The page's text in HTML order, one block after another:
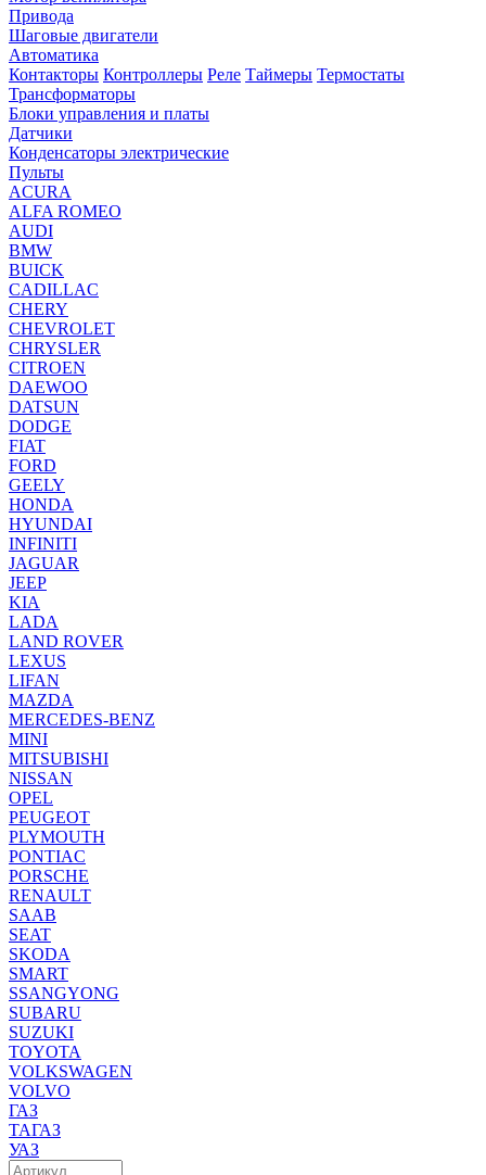
Привода
Шаговые двигатели
Автоматика
Контакторы Контроллеры Реле Таймеры Термостаты
Трансформаторы
Блоки управления и платы
Датчики
Конденсаторы электрические
Пульты
ACURA
ALFA ROMEO
AUDI
BMW
BUICK
CADILLAC
CHERY
CHEVROLET
CHRYSLER
CITROEN
DAEWOO
DATSUN
DODGE
FIAT
FORD
GEELY
HONDA
HYUNDAI
INFINITI
JAGUAR
JEEP
KIA
LADA
LAND ROVER
LEXUS
LIFAN
MAZDA
MERCEDES-BENZ
MINI
MITSUBISHI
NISSAN
OPEL
PEUGEOT
PLYMOUTH
PONTIAC
PORSCHE
RENAULT
SAAB
SEAT
SKODA
SMART
SSANGYONG
SUBARU
SUZUKI
TOYOTA
VOLKSWAGEN
VOLVO
ГАЗ
ТАГАЗ
УАЗ